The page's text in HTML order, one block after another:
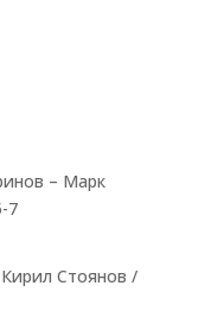
– Марк
7
Стоянов /